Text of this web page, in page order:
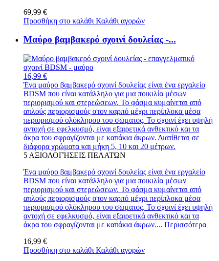
69,99 €
Προσθήκη στο καλάθι Καλάθι αγορών
Μαύρο βαμβακερό σχοινί δουλείας -...
16,99 €
Ένα μαύρο βαμβακερό σχοινί δουλείας είναι ένα εργαλείο
BDSM που είναι κατάλληλο για μια ποικιλία μέσων
περιορισμού και στερεώσεων. Το φάσμα κυμαίνεται από
απλούς περιορισμούς στον καρπό μέχρι περίπλοκα μέσα
περιορισμού ολόκληρου του σώματος. Το σχοινί έχει υψηλή
αντοχή σε εφελκυσμό, είναι εξαιρετικά ανθεκτικό και τα
άκρα του σφραγίζονται με καπάκια άκρων. Διατίθεται σε
διάφορα χρώματα και μήκη 5, 10 και 20 μέτρων.
5 ΑΞΙΟΛΟΓΉΣΕΙΣ ΠΕΛΑΤΏΝ
Ένα μαύρο βαμβακερό σχοινί δουλείας είναι ένα εργαλείο
BDSM που είναι κατάλληλο για μια ποικιλία μέσων
περιορισμού και στερεώσεων. Το φάσμα κυμαίνεται από
απλούς περιορισμούς στον καρπό μέχρι περίπλοκα μέσα
περιορισμού ολόκληρου του σώματος. Το σχοινί έχει υψηλή
αντοχή σε εφελκυσμό, είναι εξαιρετικά ανθεκτικό και τα
άκρα του σφραγίζονται με καπάκια άκρων.... Περισσότερα
16,99 €
Προσθήκη στο καλάθι Καλάθι αγορών